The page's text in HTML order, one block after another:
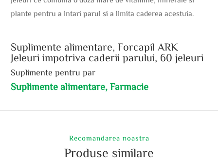
plante pentru a intari parul si a limita caderea acestuia.
Suplimente alimentare, Forcapil ARK
Jeleuri impotriva caderii parului, 60 jeleuri
Suplimente pentru par
Suplimente alimentare, Farmacie
Recomandarea noastra
Produse similare